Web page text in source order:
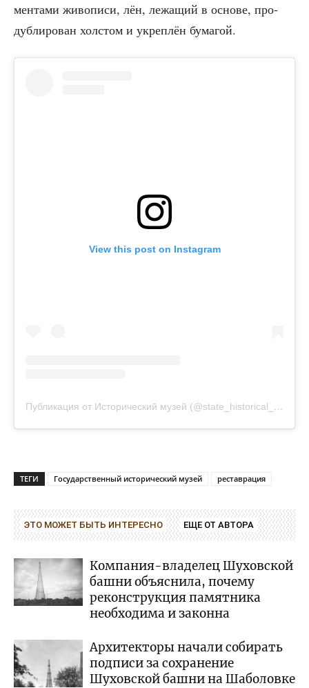
мен­та­ми живо­пи­си, лён, лежа­щий в осно­ве, про­
дуб­ли­ро­ван хол­стом и укреп­лён бумагой.
View this post on Instagram
Пуб­ли­ка­ция от Исто­ри­че­ский музей (@state_historical_museum)
ТЕГИ Государственный исторический музей реставрация
ЭТО МОЖЕТ БЫТЬ ИНТЕРЕСНО ЕЩЕ ОТ АВТОРА
Компания-владелец Шуховской
башни объяснила, почему
реконструкция памятника
необходима и законна
Архитекторы начали собирать
подписи за сохранение
Шуховской башни на Шаболовке